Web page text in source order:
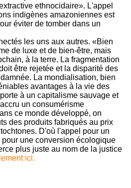
ethnocidaire». L'appel
indigènes amazoniennes est
éviter de tomber dans un
les uns aux autres. «Bien
de luxe et de bien-être, mais
à la terre. La fragmentation
être rejetée et la disparité des
La mondialisation, bien
avantages à la vie des
à un capitalisme sauvage et
un consumérisme
ce monde développé, on
des produits fabriqués au prix
D'où l'appel pour un
une conversion écologique
plus juste au nom de la justice
ici.